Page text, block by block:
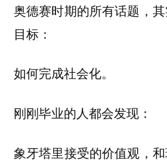
奥德赛时期的所有话题，
目标：
如何完成社会化。
刚刚毕业的人都会发现：
象牙塔里接受的价值观，